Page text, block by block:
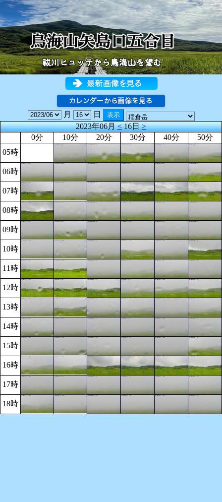
月
日
2023年06月<16日>
0分
10分 20分 30分 40分
50分
05時
06時
07時
08時
09時
10時
11時
12時
13時
14時
15時
16時
17時
18時